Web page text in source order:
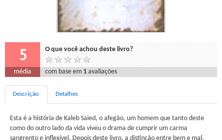
5 O que você achou deste livro?
média com base em 1 avaliações
Descrição Detalhes
Esta é a história de Kaleb Saied, o afegão, um homem que tanto deste
como do outro lado da vida viveu o drama de cumprir um carma
sangrento e inflexível. Depois deste livro, a distinção entre bem e mal,